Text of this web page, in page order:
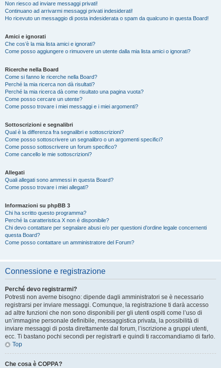
Non riesco ad inviare messaggi privati!
Continuano ad arrivarmi messaggi privati indesiderati!
Ho ricevuto un messaggio di posta indesiderata o spam da qualcuno in questa Board!
Amici e ignorati
Che cos’è la mia lista amici e ignorati?
Come posso aggiungere o rimuovere un utente dalla mia lista amici o ignorati?
Ricerche nella Board
Come si fanno le ricerche nella Board?
Perché la mia ricerca non dà risultati?
Perché la mia ricerca dà come risultato una pagina vuota?
Come posso cercare un utente?
Come posso trovare i miei messaggi e i miei argomenti?
Sottoscrizioni e segnalibri
Qual è la differenza fra segnalibri e sottoscrizioni?
Come posso sottoscrivere un segnalibro o un argomenti specifici?
Come posso sottoscrivere un forum specifico?
Come cancello le mie sottoscrizioni?
Allegati
Quali allegati sono ammessi in questa Board?
Come posso trovare i miei allegati?
Informazioni su phpBB 3
Chi ha scritto questo programma?
Perché la caratteristica X non è disponibile?
Chi devo contattare per segnalare abusi e/o per questioni d’ordine legale concernenti
questa Board?
Come posso contattare un amministratore del Forum?
Connessione e registrazione
Perché devo registrarmi?
Potresti non averne bisogno: dipende dagli amministratori se è necessario
registrarsi per inviare messaggi. Comunque, la registrazione ti darà accesso
ad altre funzioni che non sono disponibili per gli utenti ospiti come l’uso di
un’immagine personale definibile, messaggistica privata, la possibilità di
inviare messaggi di posta direttamente dal forum, l’iscrizione a gruppi utenti,
ecc. Ti bastano pochi secondi per registrarti e quindi ti raccomandiamo di farlo.
Top
Che cosa è COPPA?